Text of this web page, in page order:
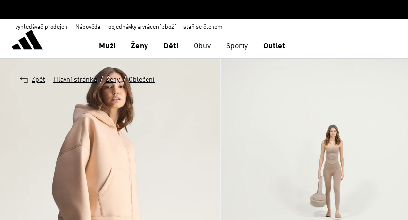
vyhledávač prodejen Nápověda objednávky a vrácení zboží staň se členem
Muži Ženy Děti Obuv Sporty Outlet
Zpět Hlavní stránka / Ženy / Oblečení